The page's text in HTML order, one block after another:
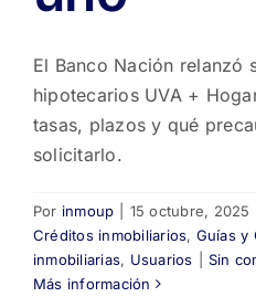
El Banco Nación relanzó
hipotecarios UVA +
tasas, plazos y qué
solicitarlo.
Por inmoup 15 octubre, 2025
Créditos inmobiliarios, Guías y
inmobiliarias, Usuarios
Sin
Más información